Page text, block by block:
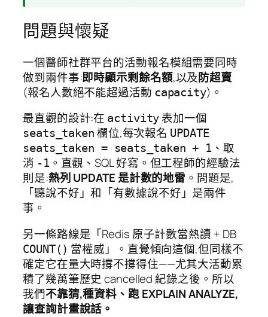
問題與懷疑
一個醫師社群平台的活動報名模組需要同時
做到兩件事:即時顯示剩餘名額,以及防超賣
(報名人數絕不能超過活動 capacity)。
最直觀的設計:在 activity 表加一個
seats_taken 欄位,每次報名 UPDATE
seats_taken = seats_taken + 1 、取
消 -1。直觀、SQL 好寫。但工程師的經驗法
則是:熱列 UPDATE 是計數的地雷 。問題是,
「聽說不好」和「有數據說不好」是兩件
事。
另一條路線是「Redis 原子計數當熱讀 + DB
COUNT() 當權威」。直覺傾向這個,但同樣不
確定它在量大時撐不撐得住——尤其大活動累
積了幾萬筆歷史 cancelled 紀錄之後。所以
我們不靠猜,種資料、跑 EXPLAIN ANALYZE,
讓查詢計畫說話。